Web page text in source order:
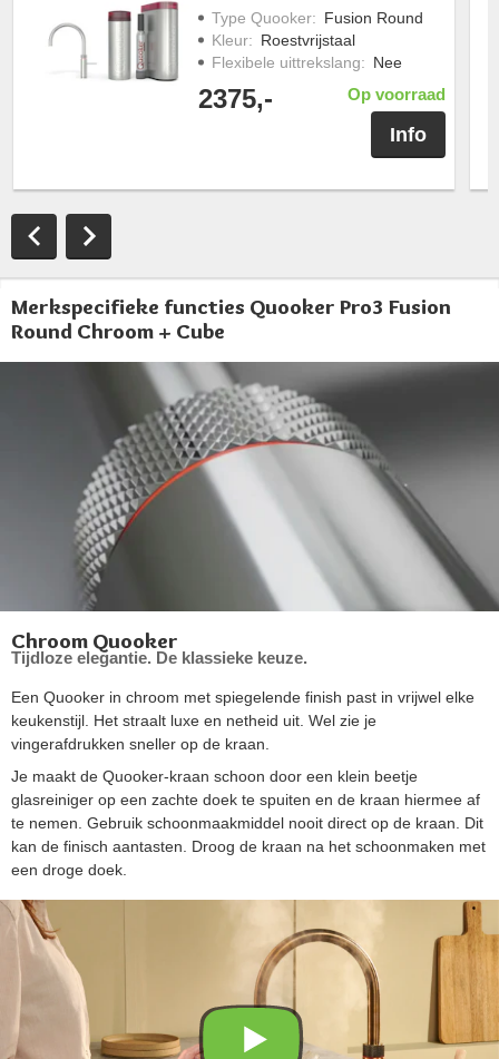
Type Quooker: Fusion Round
Kleur: Roestvrijstaal
Flexibele uittrekslang: Nee
2375,- Op voorraad
Info
Merkspecifieke functies Quooker Pro3 Fusion
Round Chroom + Cube
Chroom Quooker
Tijdloze elegantie. De klassieke keuze.
Een Quooker in chroom met spiegelende finish past in vrijwel elke
keukenstijl. Het straalt luxe en netheid uit. Wel zie je
vingerafdrukken sneller op de kraan.
Je maakt de Quooker-kraan schoon door een klein beetje
glasreiniger op een zachte doek te spuiten en de kraan hiermee af
te nemen. Gebruik schoonmaakmiddel nooit direct op de kraan. Dit
kan de finisch aantasten. Droog de kraan na het schoonmaken met
een droge doek.